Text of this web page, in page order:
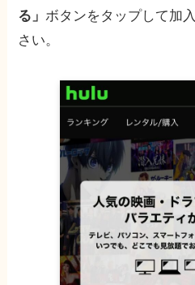
る」ボタンをタップして加
さい。